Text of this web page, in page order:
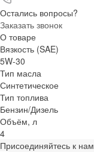
Остались вопросы?
Заказать звонок
О товаре
Вязкость (SAE)
5W-30
Тип масла
Синтетическое
Тип топлива
Бензин/Дизель
Объём, л
4
Присоединяйтесь к нам